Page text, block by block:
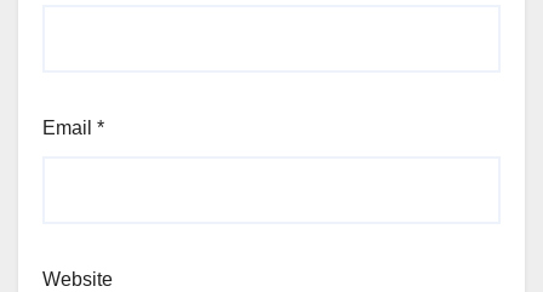
Email *
Website